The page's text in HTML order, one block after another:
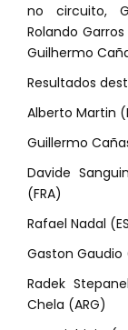
no circuito,
Rolando
Guilhermo
Resultados
Alberto Martin
Guillermo
Davide
(FRA)
Rafael Nadal
Gaston Gaudio
Radek
Chela (ARG)